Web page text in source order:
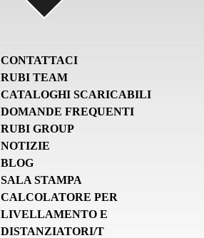
CONTATTACI
RUBI TEAM
CATALOGHI SCARICABILI
DOMANDE FREQUENTI
RUBI GROUP
NOTIZIE
BLOG
SALA STAMPA
CALCOLATORE PER
LIVELLAMENTO E
DISTANZIATORI/T